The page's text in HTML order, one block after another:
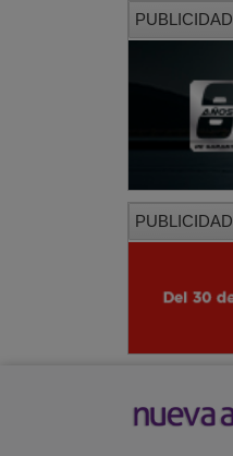
PUBLICIDAD
PUBLICIDAD